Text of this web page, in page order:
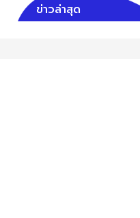
ข่าวล่าสุด